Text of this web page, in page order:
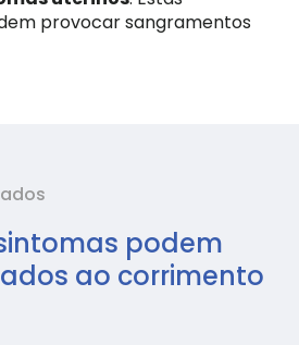
provocar sangramentos
podem
ao corrimento